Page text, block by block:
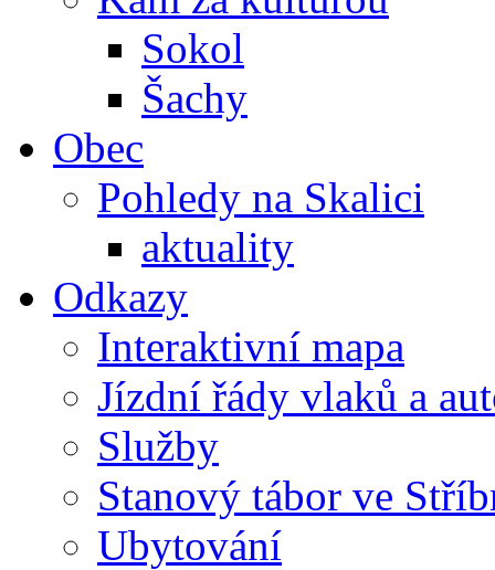
Sokol
Šachy
Obec
Pohledy na Skalici
aktuality
Odkazy
Interaktivní mapa
Jízdní řády vlaků a
Služby
Stanový tábor ve
Ubytování